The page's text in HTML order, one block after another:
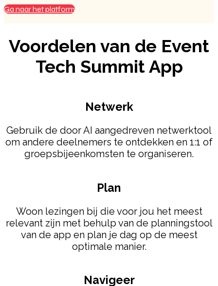
Ga naar het platform
Voordelen van de Event
Tech Summit App
Netwerk
Gebruik de door AI aangedreven netwerktool
om andere deelnemers te ontdekken en 1:1 of
groepsbijeenkomsten te organiseren.
Plan
Woon lezingen bij die voor jou het meest
relevant zijn met behulp van de planningstool
van de app en plan je dag op de meest
optimale manier.
Navigeer